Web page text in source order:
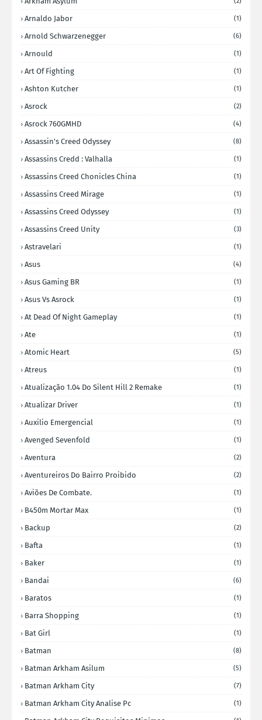
Arnaldo Jabor (1)
Arnold Schwarzenegger (6)
Arnould (1)
Art Of Fighting (1)
Ashton Kutcher (1)
Asrock (2)
Asrock 760GMHD (4)
Assassin's Creed Odyssey (8)
Assassins Credd : Valhalla (1)
Assassins Creed Chonicles China (1)
Assassins Creed Mirage (1)
Assassins Creed Odyssey (1)
Assassins Creed Unity (3)
Astravelari (1)
Asus (4)
Asus Gaming BR (1)
Asus Vs Asrock (1)
At Dead Of Night Gameplay (1)
Ate (1)
Atomic Heart (5)
Atreus (1)
Atualização 1.04 Do Silent Hill 2 Remake (1)
Atualizar Driver (1)
Auxilio Emergencial (1)
Avenged Sevenfold (1)
Aventura (2)
Aventureiros Do Bairro Proibido (2)
Aviões De Combate. (1)
B450m Mortar Max (1)
Backup (2)
Bafta (1)
Baker (1)
Bandai (6)
Baratos (1)
Barra Shopping (1)
Bat Girl (1)
Batman (8)
Batman Arkham Asilum (5)
Batman Arkham City (7)
Batman Arkham City Analise Pc (1)